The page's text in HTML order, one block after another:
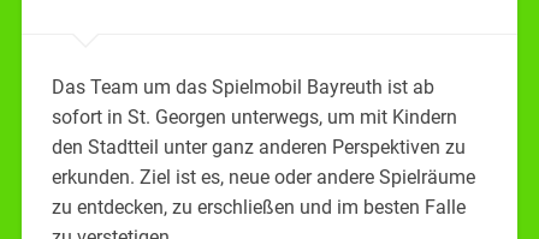
Das Team um das Spielmobil Bayreuth ist ab
sofort in St. Georgen unterwegs, um mit Kindern
den Stadtteil unter ganz anderen Perspektiven zu
erkunden. Ziel ist es, neue oder andere Spielräume
zu entdecken, zu erschließen und im besten Falle